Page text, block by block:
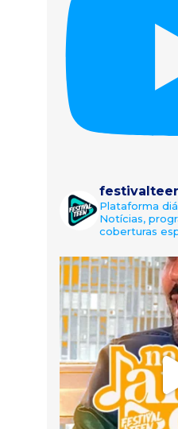
Plataforma
Notícias,
coberturas